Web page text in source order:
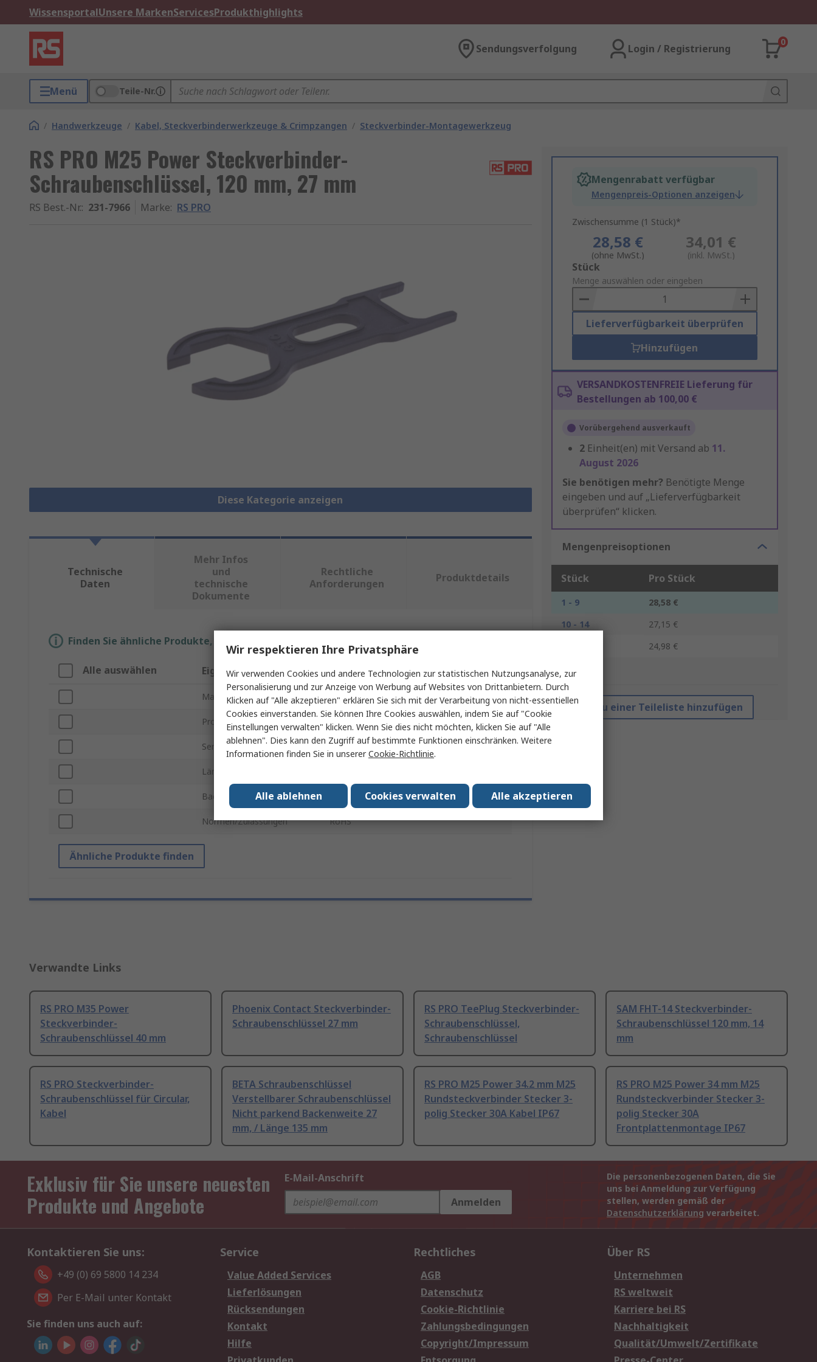
WissensportalUnsere MarkenServicesProdukthighlights
Sendungsverfolgung Login / Registrierung
0
Menü Teile-Nr.
/ Handwerkzeuge / Kabel, Steckverbinderwerkzeuge & Crimpzangen / Steckverbinder-Montagewerkzeug
RS PRO M25 Power Steckverbinder-
Schraubenschlüssel, 120 mm, 27 mm
RS Best.-Nr.: 231-7966 Marke: RS PRO
Diese Kategorie anzeigen
Mengenrabatt verfügbar
Mengenpreis-Optionen anzeigen
Zwischensumme (1 Stück)*
28,58 €
(ohne MwSt.)
34,01 €
(inkl. MwSt.)
Add
to
Basket
Stück
Menge auswählen oder eingeben
Lieferverfügbarkeit überprüfen
Hinzufügen
VERSANDKOSTENFREIE Lieferung für
Bestellungen ab 100,00 €
Vorübergehend ausverkauft
2 Einheit(en) mit Versand ab 11.
August 2026
Sie benötigen mehr? Benötigte Menge
eingeben und auf „Lieferverfügbarkeit
überprüfen“ klicken.
Mengenpreisoptionen
Stück Pro Stück
1 - 9
28,58 €
10 - 14
27,15 €
24,98 €
*Richtpreis
Zu einer Teileliste hinzufügen
Technische
Daten
Mehr Infos
und
technische
Dokumente
Rechtliche
Anforderungen
Produktdetails
Finden Sie ähnliche Produkte, indem Sie ein oder mehrere Eigenschaften auswählen.
Alle auswählen Eigenschaft Wert
Marke RS PRO
Produkt Typ Steckverbinder-Schraubenschlüssel
Serie M25 Power
Länge
Backenbreite
Normen/Zulassungen RoHS
Ähnliche Produkte finden
Verwandte Links
RS PRO M35 Power
Steckverbinder-
Schraubenschlüssel 40 mm
Phoenix Contact Steckverbinder-
Schraubenschlüssel 27 mm
RS PRO TeePlug Steckverbinder-
Schraubenschlüssel,
Schraubenschlüssel
SAM FHT-14 Steckverbinder-
Schraubenschlüssel 120 mm, 14
mm
RS PRO Steckverbinder-
Schraubenschlüssel für Circular,
Kabel
BETA Schraubenschlüssel
Verstellbarer Schraubenschlüssel
Nicht parkend Backenweite 27
mm, / Länge 135 mm
RS PRO M25 Power 34.2 mm M25
Rundsteckverbinder Stecker 3-
polig Stecker 30A Kabel IP67
RS PRO M25 Power 34 mm M25
Rundsteckverbinder Stecker 3-
polig Stecker 30A
Frontplattenmontage IP67
Exklusiv für Sie unsere neuesten
Produkte und Angebote
E-Mail-Anschrift
Anmelden
Die personenbezogenen Daten, die Sie
uns bei Anmeldung zur Verfügung
stellen, werden gemäß der
Datenschutzerklärung verarbeitet.
Kontaktieren Sie uns:
+49 (0) 69 5800 14 234
Per E-Mail unter Kontakt
Sie finden uns auch auf:
Service
Value Added Services
Lieferlösungen
Rücksendungen
Kontakt
Hilfe
Rechtliches
AGB
Datenschutz
Cookie-Richtlinie
Zahlungsbedingungen
Copyright/Impressum
Über RS
Unternehmen
RS weltweit
Karriere bei RS
Nachhaltigkeit
Qualität/Umwelt/Zertifikate
Wir respektieren Ihre Privatsphäre
Wir verwenden Cookies und andere Technologien zur statistischen Nutzungsanalyse, zur
Personalisierung und zur Anzeige von Werbung auf Websites von Drittanbietern. Durch
Klicken auf "Alle akzeptieren" erklären Sie sich mit der Verarbeitung von nicht-essentiellen
Cookies einverstanden. Sie können Ihre Cookies auswählen, indem Sie auf "Cookie
Einstellungen verwalten" klicken. Wenn Sie dies nicht möchten, klicken Sie auf "Alle
ablehnen". Dies kann den Zugriff auf bestimmte Funktionen einschränken. Weitere
Informationen finden Sie in unsererCookie-Richtlinie.
Alle akzeptieren
Cookies verwalten
Alle ablehnen